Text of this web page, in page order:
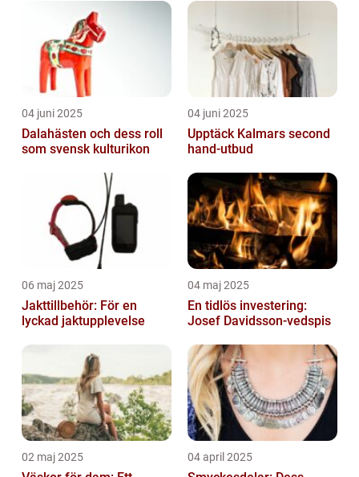
04 juni 2025
Dalahästen och dess roll
som svensk kulturikon
04 juni 2025
Upptäck Kalmars second
hand-utbud
06 maj 2025
Jakttillbehör: För en
lyckad jaktupplevelse
04 maj 2025
En tidlös investering:
Josef Davidsson-vedspis
02 maj 2025 04 april 2025